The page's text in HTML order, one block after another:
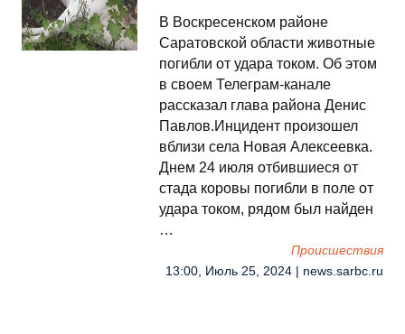
В Воскресенском районе
Саратовской области животные
погибли от удара током. Об этом
в своем Телеграм-канале
рассказал глава района Денис
Павлов.Инцидент произошел
вблизи села Новая Алексеевка.
Днем 24 июля отбившиеся от
стада коровы погибли в поле от
удара током, рядом был найден
…
Происшествия
13:00, Июль 25, 2024 | news.sarbc.ru